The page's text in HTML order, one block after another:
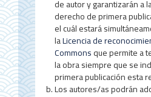
r
a
l
d
de autor y garantizarán a
derecho de primera
el cuál estará
laLicencia de
Commonsque permite a
la obra siempre que se
primera publicación esta
Los autores/as podrán